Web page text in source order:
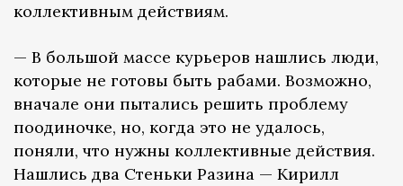
коллективным действиям.
— В большой массе курьеров нашлись люди,
которые не готовы быть рабами. Возможно,
вначале они пытались решить проблему
поодиночке, но, когда это не удалось,
поняли, что нужны коллективные действия.
Нашлись два Стеньки Разина — Кирилл